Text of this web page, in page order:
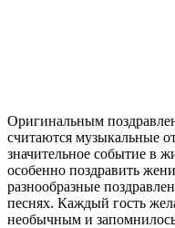
Оригинальным
считаются музыкальные
значительное событие в
особенно поздравить
разнообразные
песнях. Каждый гость
необычным и